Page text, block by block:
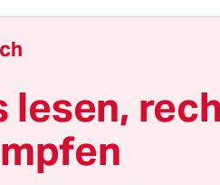
es offenkundig erst
Mit jedem neuen
geraten auch die
in Gefahr.
lesen,